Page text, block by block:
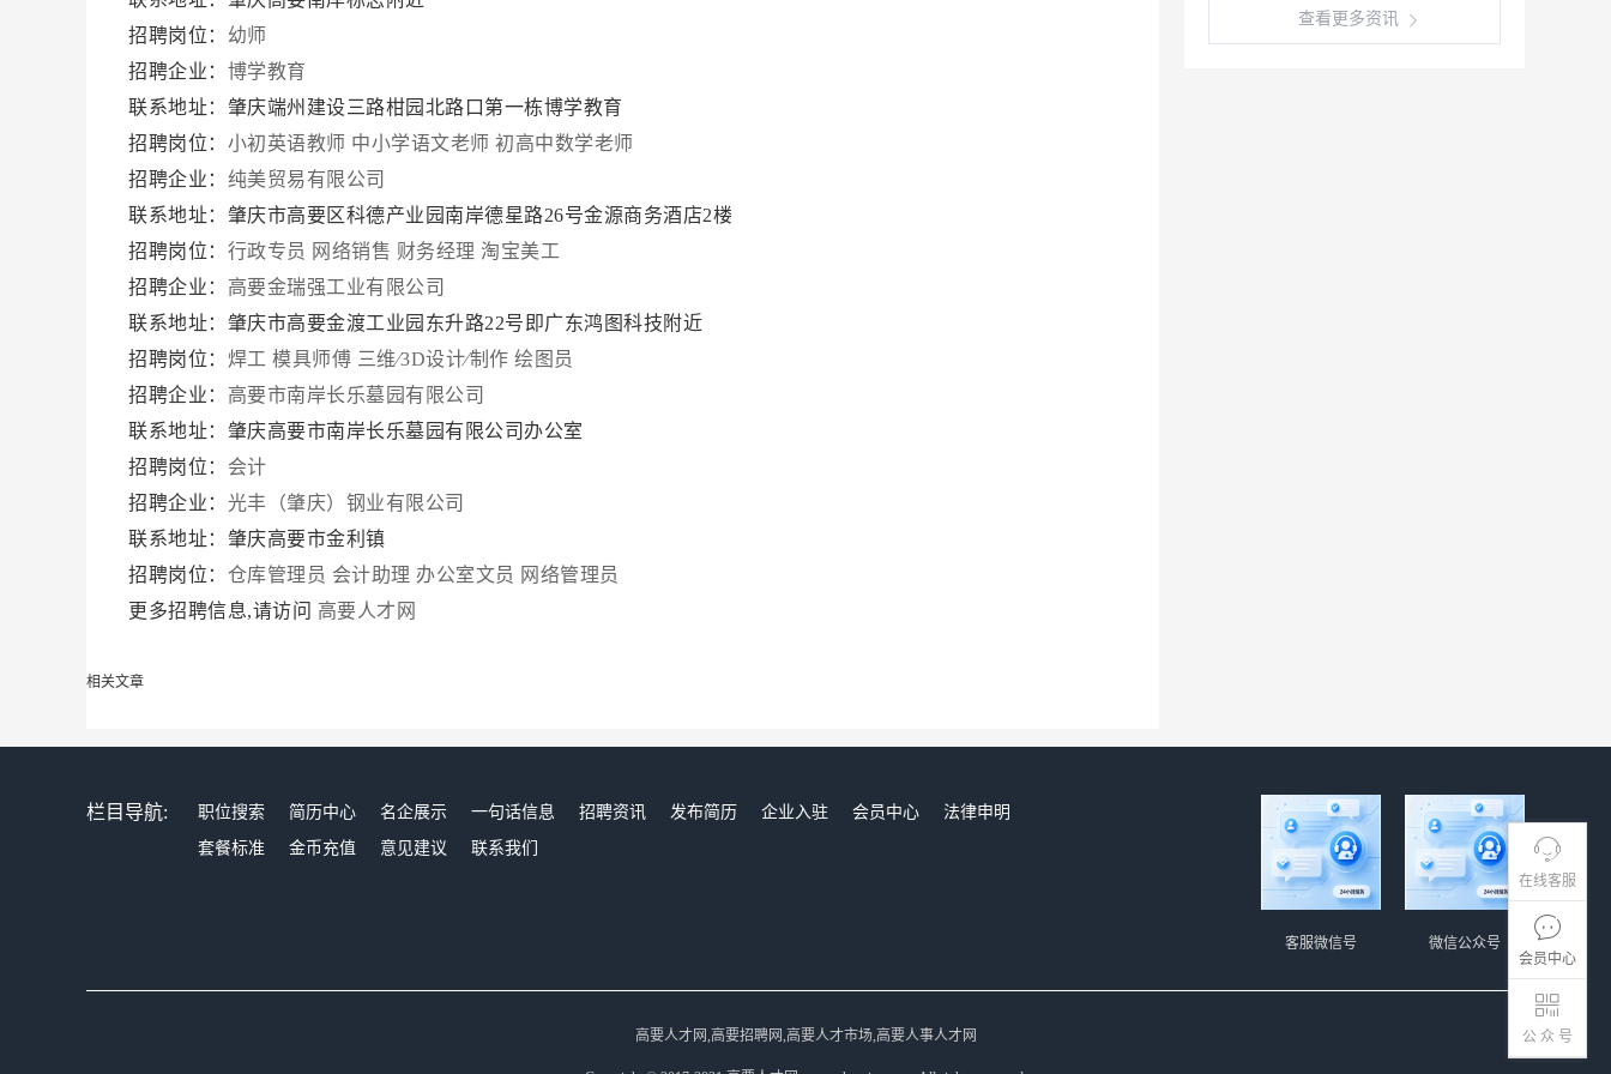
在线客服
会员中心
公 众 号
招聘岗位： 幼师
招聘企业： 博学教育
联系地址：肇庆端州建设三路柑园北路口第一栋博学教育
招聘岗位： 小初英语教师 中小学语文老师 初高中数学老师
招聘企业： 纯美贸易有限公司
联系地址：肇庆市高要区科德产业园南岸德星路26号金源商务酒店2楼
招聘岗位： 行政专员 网络销售 财务经理 淘宝美工
招聘企业： 高要金瑞强工业有限公司
联系地址：肇庆市高要金渡工业园东升路22号即广东鸿图科技附近
招聘岗位： 焊工 模具师傅 三维∕3D设计∕制作 绘图员
招聘企业： 高要市南岸长乐墓园有限公司
联系地址：肇庆高要市南岸长乐墓园有限公司办公室
招聘岗位： 会计
招聘企业： 光丰（肇庆）钢业有限公司
联系地址：肇庆高要市金利镇
招聘岗位： 仓库管理员 会计助理 办公室文员 网络管理员
更多招聘信息,请访问 高要人才网
相关文章
查看更多资讯
栏目导航: 职位搜索 简历中心 名企展示 一句话信息 招聘资讯 发布简历 企业入驻 会员中心
法律申明
套餐标准
金币充值 意见建议 联系我们
微信公众号
客服微信号
高要人才网,高要招聘网,高要人才市场,高要人事人才网